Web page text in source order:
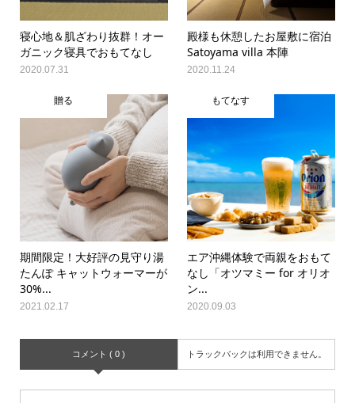
寝心地＆肌ざわり抜群！オー
ガニック寝具でおもてなし
2020.07.31
殿様も休憩したお屋敷に宿泊
Satoyama villa 本陣
2020.11.24
贈る
期間限定！大好評の見守り湯
たんぽ キャットウォーマーが
30%...
2021.02.17
もてなす
エア沖縄体験で両親をおもて
なし「オツマミー for オリオ
ン...
2020.09.03
コメント ( 0 ) トラックバックは利用できません。